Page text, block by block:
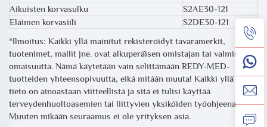
Aikuisten korvasulku
S2AE30-121
Eläimen korvasiili
S2DE30-121
*Ilmoitus: Kaikki yllä mainitut rekisteröidyt tavaramerkit,
tuotenimet, mallit jne. ovat alkuperäisen omistajan tai valmistajan
omaisuutta. Nämä käytetään vain selittämään REDY-MED-
tuotteiden yhteensopivuutta, eikä mitään muuta! Kaikki yllä oleva
tieto on ainoastaan viitteellistä ja sitä ei tulisi käyttää
terveydenhuoltoasemien tai liittyvien yksiköiden työohjeena.
Muuten mikään seuraamus ei ole yrityksen asia.